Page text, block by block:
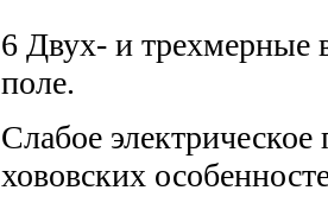
6 Двух- и трехмерные
поле.
Слабое
хововских